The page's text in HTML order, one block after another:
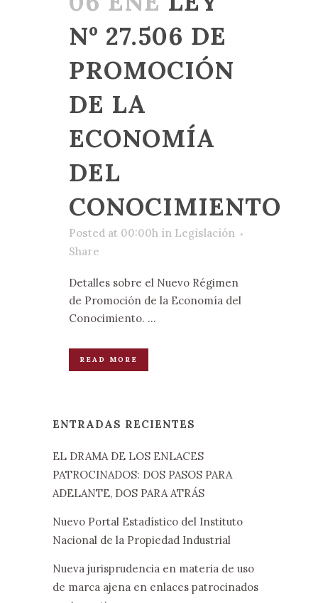
Nº 27.506 DE
PROMOCIÓN
DE LA
ECONOMÍA
DEL
CONOCIMIENTO
Posted at 00:00h in Legislación
Share
Detalles sobre el Nuevo Régimen
de Promoción de la Economía del
Conocimiento. ...
READ MORE
ENTRADAS RECIENTES
EL DRAMA DE LOS ENLACES
PATROCINADOS: DOS PASOS PARA
ADELANTE, DOS PARA ATRÁS
Nuevo Portal Estadístico del Instituto
Nacional de la Propiedad Industrial
Nueva jurisprudencia en materia de uso
de marca ajena en enlaces patrocinados